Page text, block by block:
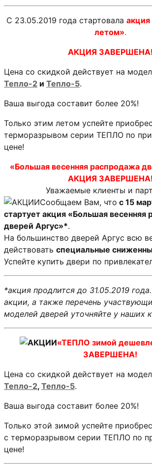
С 23.05.2019 года стартовала
летом».
АКЦИЯ ЗАВЕРШЕНА!
Цена со скидкой действует на
Тепло-2 и Тепло-5.
Ваша выгода составит более 20%!
Только этим летом успейте
терморазрывом серии ТЕПЛО по
цене!
«Большая весенняя распродажа
АКЦИЯ ЗАВЕРШЕНА!
Уважаемые клиенты и
Сообщаем Вам, что с 15
стартует акция «Большая весенняя
дверей Аргус»*.
На большинство дверей Аргус всю
действовать специальные
Успейте купить двери по
*акция продлится до 31.05.2019
акции, а также перечень
моделей дверей уточняйте у наших
«ТЕПЛО зимой
ЗАВЕРШЕНА!
Цена со скидкой действует на
Тепло-2, Тепло-5.
Ваша выгода составит более 20%!
Только этой зимой успейте
с терморазрывом серии ТЕПЛО по
цене!